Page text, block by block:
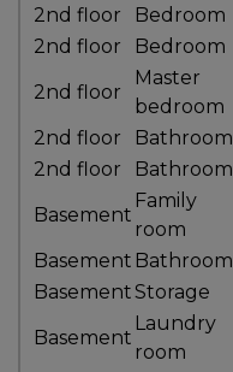
Avec
courtier
immobilier,
vous
bien
protégé!
Le
immobilier
2nd floor
Bedroom
2nd floor
Bedroom
2nd floor
Master
bedroom
2nd floor
Bathroom
2nd floor
Bathroom
Basement
Family
room
Basement Bathroom
BasementStorage
Basement
Laundry
room